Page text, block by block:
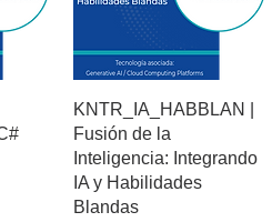
KNTR_IA_HABBLAN |
Fusión de la
Inteligencia: Integrando
IA y Habilidades
Blandas